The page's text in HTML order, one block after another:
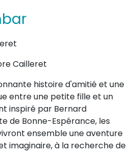
publications)
Cailleret
histoire d'amitié et une
entre une petite fille et un
inspiré par Bernard
de Bonne-Espérance, les
ensemble une aventure
imaginaire, à la recherche de